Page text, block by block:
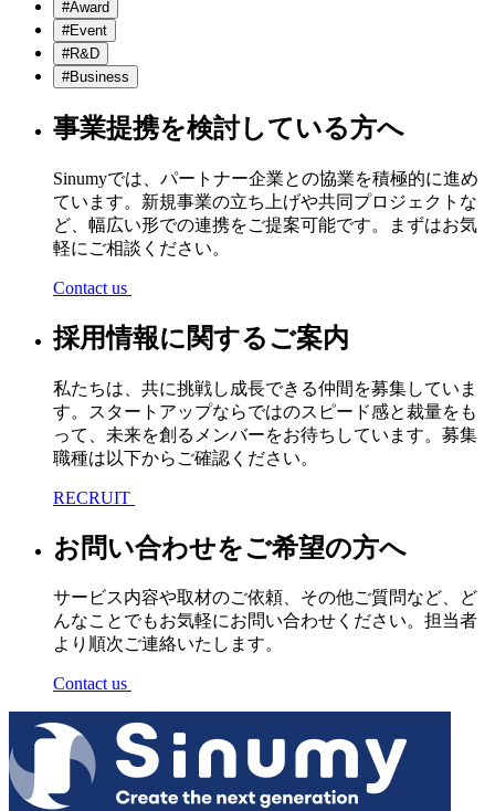
#Award
#Event
#R&D
#Business
事業提携を検討している方へ
Sinumyでは、パートナー企業との協業を積極的に進め
ています。新規事業の立ち上げや共同プロジェクトな
ど、幅広い形での連携をご提案可能です。まずはお気
軽にご相談ください。
Contact us
採用情報に関するご案内
私たちは、共に挑戦し成長できる仲間を募集していま
す。スタートアップならではのスピード感と裁量をも
って、未来を創るメンバーをお待ちしています。募集
職種は以下からご確認ください。
RECRUIT
お問い合わせをご希望の方へ
サービス内容や取材のご依頼、その他ご質問など、ど
んなことでもお気軽にお問い合わせください。担当者
より順次ご連絡いたします。
Contact us